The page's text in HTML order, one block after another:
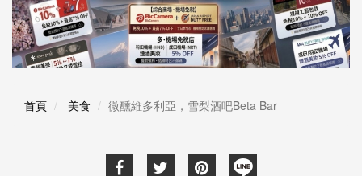
首頁 美食 微醺維多利亞，雪梨酒吧Beta Bar